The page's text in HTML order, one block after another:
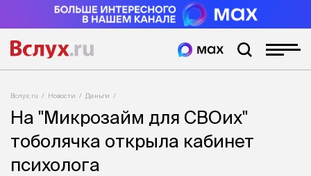
Вслух.ru Новости Деньги
На "Микрозайм для СВОих"
тоболячка открыла кабинет
психолога